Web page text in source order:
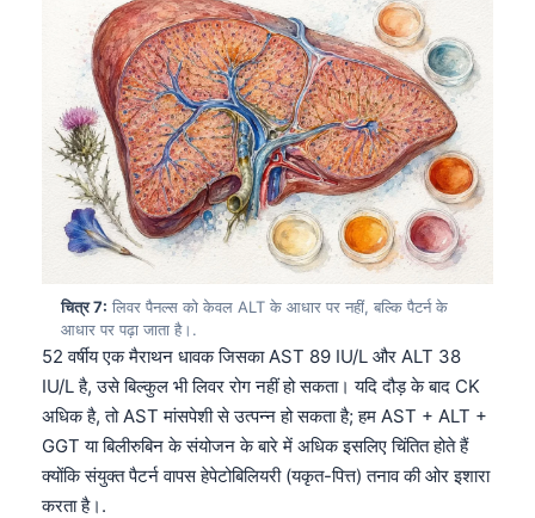
चित्र 7: लिवर पैनल्स को केवल ALT के आधार पर नहीं, बल्कि पैटर्न के
आधार पर पढ़ा जाता है।.
52 वर्षीय एक मैराथन धावक जिसका AST 89 IU/L और ALT 38
IU/L है, उसे बिल्कुल भी लिवर रोग नहीं हो सकता। यदि दौड़ के बाद CK
अधिक है, तो AST मांसपेशी से उत्पन्न हो सकता है; हम AST + ALT +
GGT या बिलीरुबिन के संयोजन के बारे में अधिक इसलिए चिंतित होते हैं
क्योंकि संयुक्त पैटर्न वापस हेपेटोबिलियरी (यकृत-पित्त) तनाव की ओर इशारा
करता है।.
Català
Қазақ тілі
Suomi
Hrvatski
Slovenčina
پښتو
سنڌي
සිංහල
অসমীয়া
Galego
Latviešu valoda
Македонски јазик